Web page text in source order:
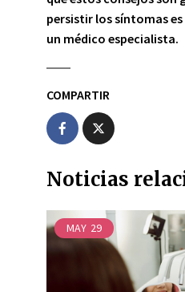
persistir los síntomas
un médico especialista.
COMPARTIR
Noticias
MAY 29